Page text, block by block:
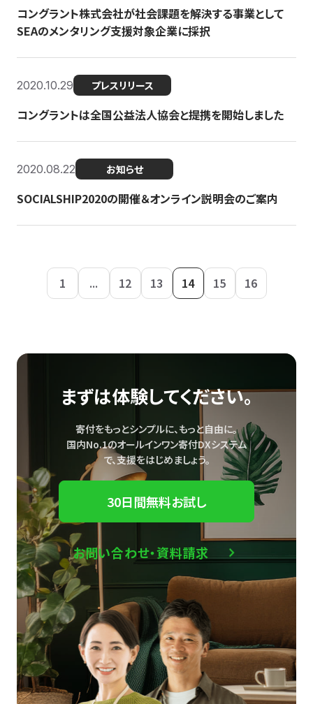
コングラント株式会社が社会課題を解決する事業として
SEAのメンタリング支援対象企業に採択
2020.10.29 プレスリリース
コングラントは全国公益法人協会と提携を開始しました
2020.08.22 お知らせ
SOCIALSHIP2020の開催＆オンライン説明会のご案内
1 ... 12 13 14 15 16
まずは体験してください。
寄付をもっとシンプルに、もっと自由に。
国内No.1のオールインワン寄付DXシステム
で、支援をはじめましょう。
30日間無料お試し
お問い合わせ・資料請求